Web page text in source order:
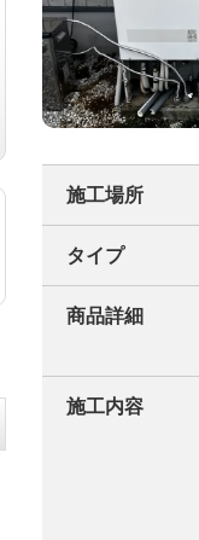
施工場所
タイプ
商品詳細
施工内容